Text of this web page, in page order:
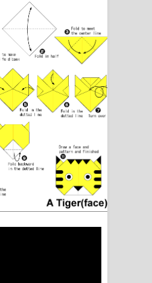
Hithila Song Lyrics -
හිතිලා ගීතයේ පද පෙළ
Lyrics - සිහින ගීතයේ පද
Lyrics - ෆාදර් ගීතයේ පද
Mawa Song Lyrics -
මාව ගීතයේ පද පෙළ
Lyrics - නීනා ගීතයේ පද